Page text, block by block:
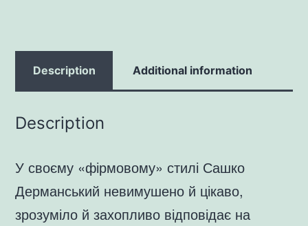
Description Additional information
Description
У своєму «фірмовому» стилі Сашко
Дерманський невимушено й цікаво,
зрозуміло й захопливо відповідає на